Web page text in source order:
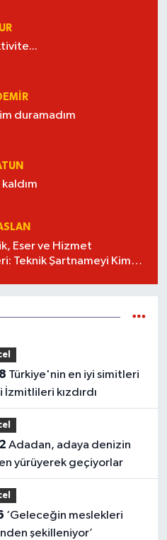
duramadım
Eser ve Hizmet
Teknik Şartnameyi Kim
İzmitlileri kızdırdı
yürüyerek geçiyorlar
şekilleniyor’